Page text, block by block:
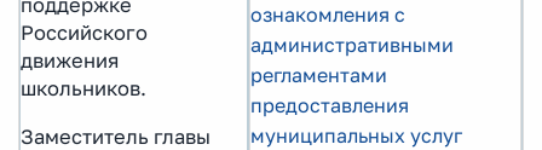
Российского
движения
школьников.
Заместитель главы
ознакомления с
административными
регламентами
предоставления
муниципальных услуг